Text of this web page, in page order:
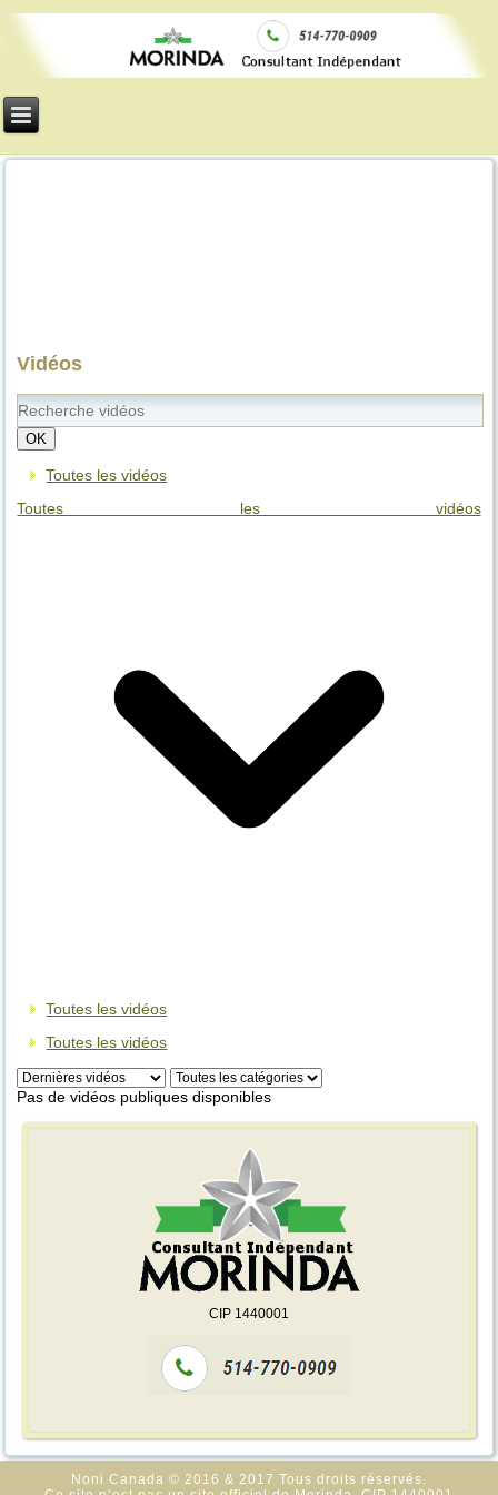
Vidéos
OK
Toutes les vidéos
Toutes les vidéos
Toutes les vidéos
Toutes les vidéos
Pas de vidéos publiques disponibles
CIP 1440001
Noni Canada © 2016 & 2017 Tous droits réservés.